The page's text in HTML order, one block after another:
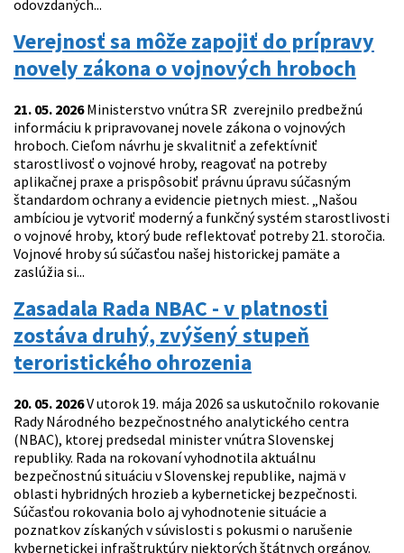
odovzdaných...
Verejnosť sa môže zapojiť do prípravy
novely zákona o vojnových hroboch
21. 05. 2026Ministerstvo vnútra SR zverejnilo predbežnú
informáciu k pripravovanej novele zákona o vojnových
hroboch. Cieľom návrhu je skvalitniť a zefektívniť
starostlivosť o vojnové hroby, reagovať na potreby
aplikačnej praxe a prispôsobiť právnu úpravu súčasným
štandardom ochrany a evidencie pietnych miest. „Našou
ambíciou je vytvoriť moderný a funkčný systém starostlivosti
o vojnové hroby, ktorý bude reflektovať potreby 21. storočia.
Vojnové hroby sú súčasťou našej historickej pamäte a
zaslúžia si...
Zasadala Rada NBAC - v platnosti
zostáva druhý, zvýšený stupeň
teroristického ohrozenia
20. 05. 2026V utorok 19. mája 2026 sa uskutočnilo rokovanie
Rady Národného bezpečnostného analytického centra
(NBAC), ktorej predsedal minister vnútra Slovenskej
republiky. Rada na rokovaní vyhodnotila aktuálnu
bezpečnostnú situáciu v Slovenskej republike, najmä v
oblasti hybridných hrozieb a kybernetickej bezpečnosti.
Súčasťou rokovania bolo aj vyhodnotenie situácie a
poznatkov získaných v súvislosti s pokusmi o narušenie
kybernetickej infraštruktúry niektorých štátnych orgánov.